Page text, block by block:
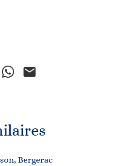
Bergerac